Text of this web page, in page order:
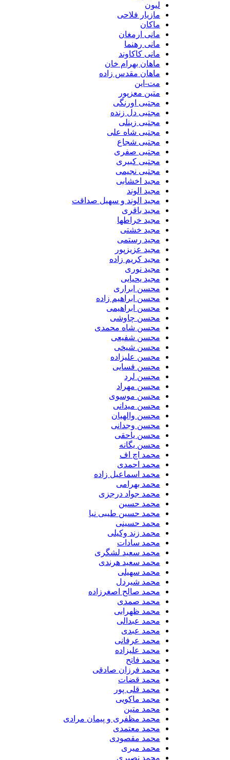
مازیار فلاحی
مانی ارمغان
مانی رهنما
مانی کاکاوند
ماهان بهرام خان
ماهان مقدس زاده
مت-این
متین معزپور
مجتبی اورنگی
مجتبی دل زنده
مجتبی زینلی
مجتبی شاه علی
مجتبی شجاع
مجتبی صفری
مجتبی کبیری
مجتبی نجیمی
مجید اخشابی
مجید الوند‎
مجید الوند و سهیل صداقت
مجید باقری
مجید خراطها
مجید خشتی
مجید رستمی
مجید عزیزپور
مجید کریم زاده
مجید نوری
مجید یحیایی
محسن ابراری
محسن ابراهیم زاده
محسن ابراهیمی
محسن چاوشی
محسن شاه محمدی
محسن شفیعی
محسن شیخی
محسن علیزاده
محسن فسایی
محسن لرد
محسن مهراد
محسن موسوی
محسن میدانی
محسن والهیان
محسن وجدانی
محسن یاحقی
محسن یگانه
محمد اچ اف
محمد احمدی
محمد اسماعیل زاده
محمد بهرامی
محمد جواد درجزی
محمد حسین
محمد حسین طیبی نیا
محمد حسینی
محمد زند وکیلی
محمد سادات
محمد سعید لشگری
محمد سعید هرندی
محمد سهیلی
​محمد شیردل
محمد صالح اصغرزاده
محمد صمدی
محمد ظهرابی
محمد عبدالی
محمد عبدی
محمد عرفانی
محمد علیزاده
محمد فاتح
محمد فرزان صادقی
محمد قضات
محمد قلی پور
محمد ماکویی
محمد متین
محمد مظفری و پیمان مرادی
محمد معتمدی
محمد مقصودی
محمد میری
محمد نصیری